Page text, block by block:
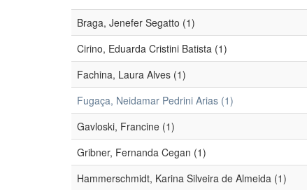
Braga, Jenefer Segatto (1)
Cirino, Eduarda Cristini Batista (1)
Fachina, Laura Alves (1)
Fugaça, Neidamar Pedrini Arias (1)
Gavloski, Francine (1)
Gribner, Fernanda Cegan (1)
Hammerschmidt, Karina Silveira de Almeida (1)